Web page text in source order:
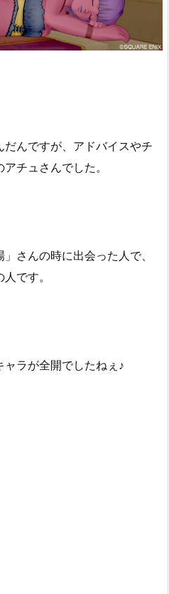
んですが、アドバイスやチ
チュさんでした。
さんの時に出会った人で、
です。
ラが全開でしたねぇ♪